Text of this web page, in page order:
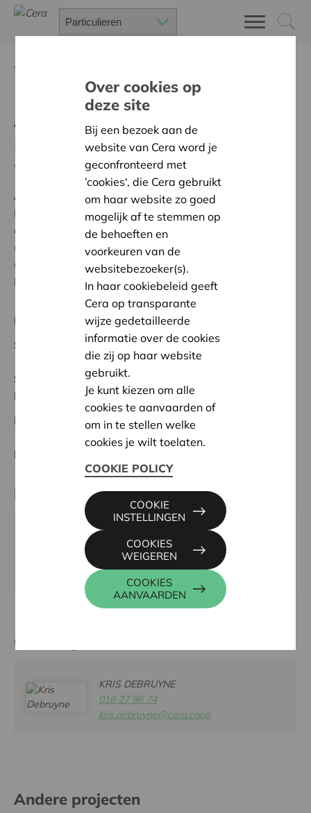
Aankoop draaibare
paukenstoel
Terug naar overzicht
Ambitie:
Warme en zorgzame buurten voor iedereen
Muziek verbindt. Brassband Smeermaas is op de
eerste plaats een sociale vereniging die middels een
uitstekende sociale context ook goede muziek maakt.
Onze doelstellingen en waarden en normen liggen
helemaal in lijn met de waarden waar Cera voor staat.
Regionaal Project
Startdatum:
26/02/2024
Status:
Volledig
Maasland
Datum:
26/02/2024
Beslissing:
Partner
BRASSBAND DE GRENSBEWONERS, CHR.
PLANTIJNSTRAAT 3, 3620 LANAKEN
www.brassbandsmeermaas.be
Contactpersoon
KRIS DEBRUYNE
016 27 96 74
kris.debruyne@cera.coop
Andere projecten
Over cookies op
deze site
Bij een bezoek aan de
website van Cera word je
geconfronteerd met
’cookies‘, die Cera gebruikt
om haar website zo goed
mogelijk af te stemmen op
de behoeften en
voorkeuren van de
websitebezoeker(s).
In haar cookiebeleid geeft
Cera op transparante
wijze gedetailleerde
informatie over de cookies
die zij op haar website
gebruikt.
Je kunt kiezen om alle
cookies te aanvaarden of
om in te stellen welke
cookies je wilt toelaten.
COOKIE POLICY
COOKIES
AANVAARDEN
COOKIES
WEIGEREN
COOKIE
INSTELLINGEN